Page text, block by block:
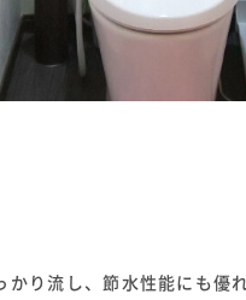
り流し、節水性能にも優